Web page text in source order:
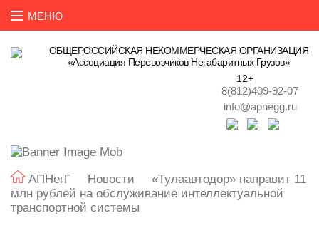
ОБЩЕРОССИЙСКАЯ НЕКОММЕРЧЕСКАЯ ОРГАНИЗАЦИЯ
«Ассоциация Перевозчиков Негабаритных Грузов»
12+
8(812)409-92-07
info@apnegg.ru
АПНегГ Новости
«Тулаавтодор» направит 11
млн рублей на обслуживание интеллектуальной
транспортной системы